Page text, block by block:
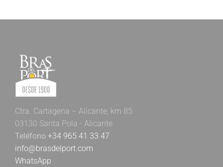
Ctra. Cartagena – Alicante, km 85
03130 Santa Pola - Alicante
Teléfono +34 965 41 33 47
info@brasdelport.com
WhatsApp